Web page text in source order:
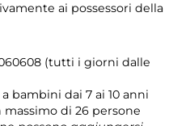
ai possessori della
(tutti i giorni dalle
a bambini dai 7 ai 10 anni
di 26 persone